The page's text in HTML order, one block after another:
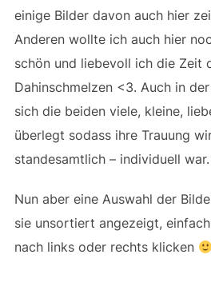
einige Bilder davon auch hier
Anderen wollte ich auch hier
schön und liebevoll ich die Zeit
Dahinschmelzen <3. Auch in
sich die beiden viele, kleine,
überlegt sodass ihre Trauung
standesamtlich – individuell
Nun aber eine Auswahl der
sie unsortiert angezeigt,
nach links oder rechts klicken